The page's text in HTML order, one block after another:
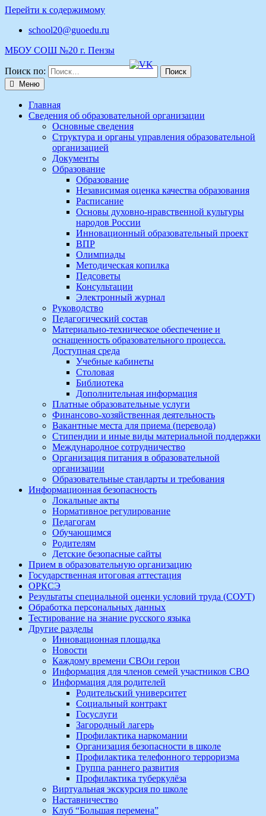
Перейти к содержимому
school20@guoedu.ru
МБОУ СОШ №20 г. Пензы
Поиск по:
Меню
Главная
Сведения об образовательной организации
Основные сведения
Структура и органы управления образовательной
организацией
Документы
Образование
Образование
Независимая оценка качества образования
Расписание
Основы духовно-нравственной культуры
народов России
Инновационный образовательный проект
ВПР
Олимпиады
Методическая копилка
Педсоветы
Консультации
Электронный журнал
Руководство
Педагогический состав
Материально-техническое обеспечение и
оснащенность образовательного процесса.
Доступная среда
Учебные кабинеты
Столовая
Библиотека
Дополнительная информация
Платные образовательные услуги
Финансово-хозяйственная деятельность
Вакантные места для приема (перевода)
Стипендии и иные виды материальной поддержки
Международное сотрудничество
Организация питания в образовательной
организации
Образовательные стандарты и требования
Информационная безопасность
Локальные акты
Нормативное регулирование
Педагогам
Обучающимся
Родителям
Детские безопасные сайты
Прием в образовательную организацию
Государственная итоговая аттестация
ОРКСЭ
Результаты специальной оценки условий труда (СОУТ)
Обработка персональных данных
Тестирование на знание русского языка
Другие разделы
Инновационная площадка
Новости
Каждому времени СВОи герои
Информация для членов семей участников СВО
Информация для родителей
Родительский университет
Социальный контракт
Госуслуги
Загородный лагерь
Профилактика наркомании
Организация безопасности в школе
Профилактика телефонного терроризма
Группа раннего развития
Профилактика туберкулёза
Виртуальная экскурсия по школе
Наставничество
Клуб “Большая перемена”